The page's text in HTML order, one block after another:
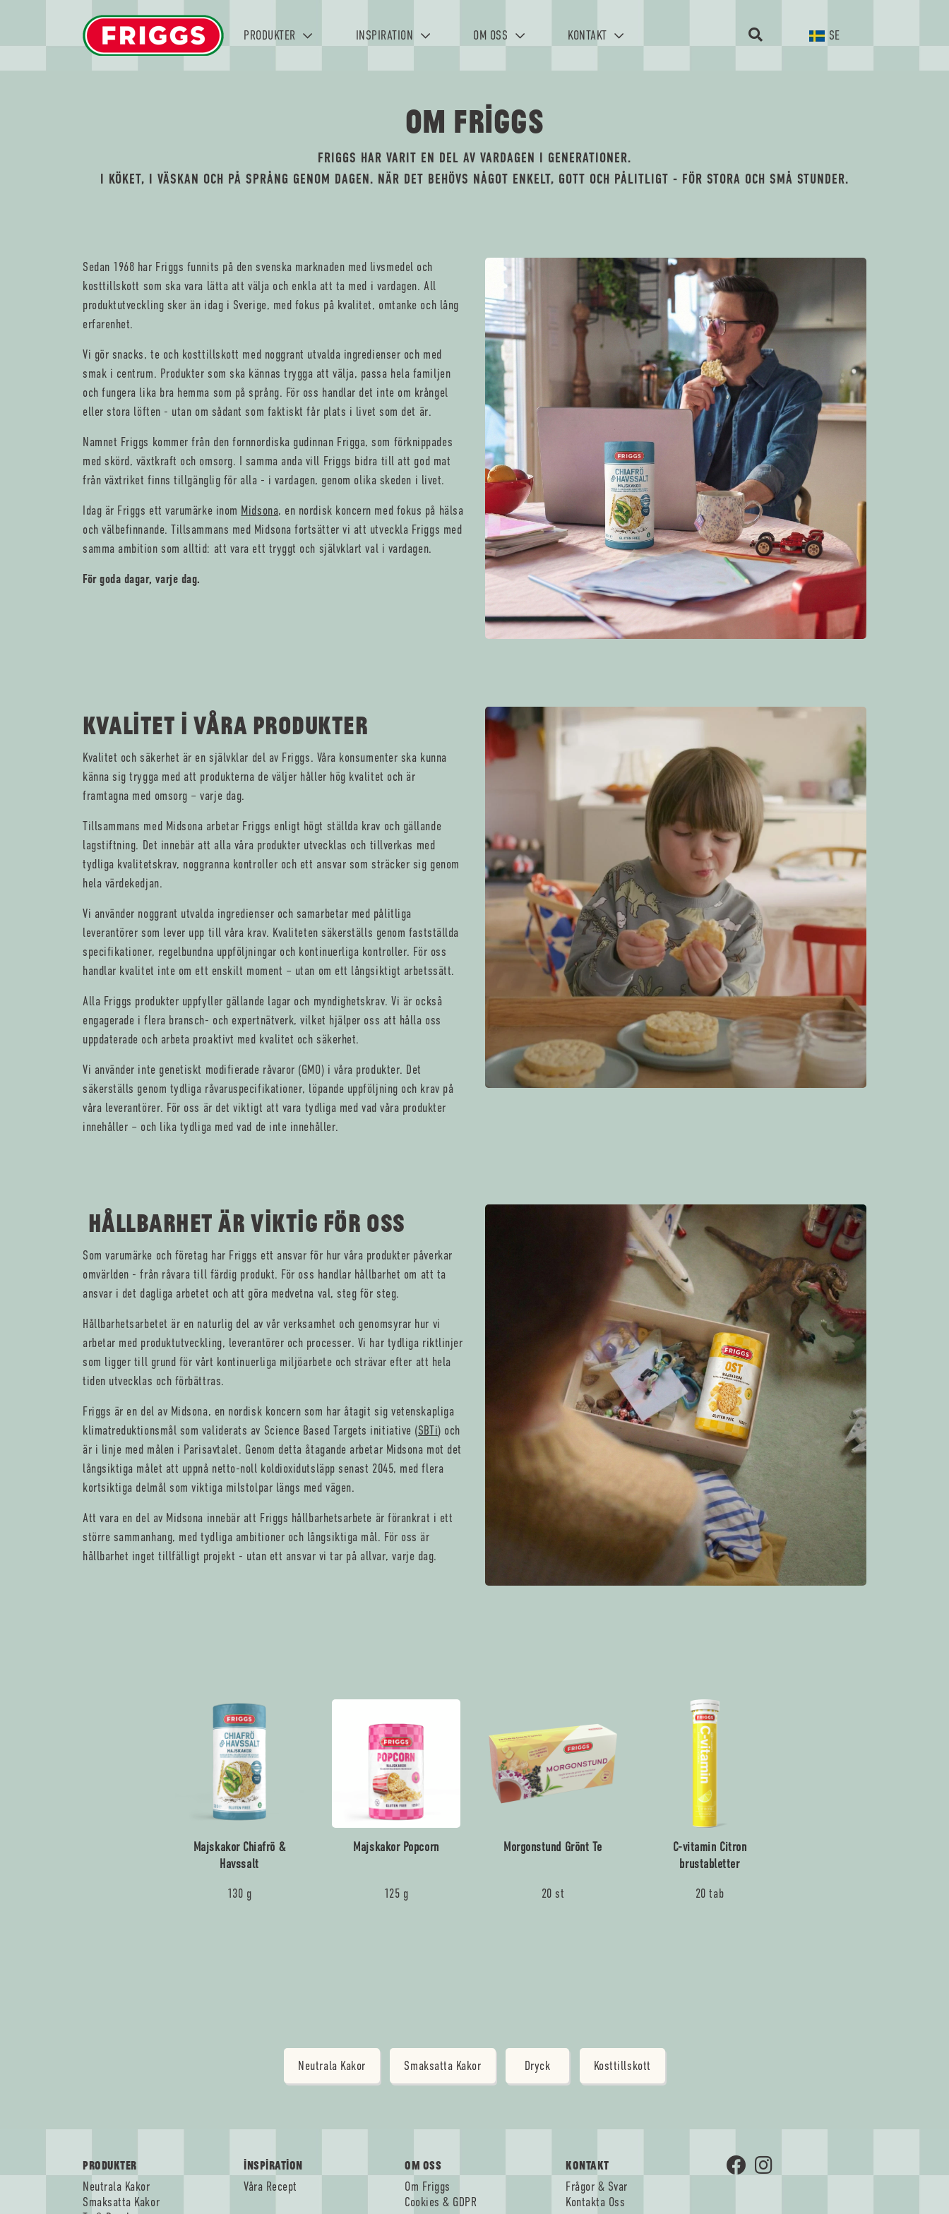
PRODUKTER INSPIRATION OM OSS KONTAKT SE
OM FRIGGS
FRIGGS HAR VARIT EN DEL AV VARDAGEN I GENERATIONER.
I KÖKET, I VÄSKAN OCH PÅ SPRÅNG GENOM DAGEN. NÄR DET BEHÖVS NÅGOT ENKELT, GOTT OCH PÅLITLIGT - FÖR STORA OCH SMÅ STUNDER.
Sedan 1968 har Friggs funnits på den svenska marknaden med livsmedel och
kosttillskott som ska vara lätta att välja och enkla att ta med i vardagen. All
produktutveckling sker än idag i Sverige, med fokus på kvalitet, omtanke och lång
erfarenhet.
Vi gör snacks, te och kosttillskott med noggrant utvalda ingredienser och med
smak i centrum. Produkter som ska kännas trygga att välja, passa hela familjen
och fungera lika bra hemma som på språng. För oss handlar det inte om krångel
eller stora löften - utan om sådant som faktiskt får plats i livet som det är.
Namnet Friggs kommer från den fornnordiska gudinnan Frigga, som förknippades
med skörd, växtkraft och omsorg. I samma anda vill Friggs bidra till att god mat
från växtriket finns tillgänglig för alla - i vardagen, genom olika skeden i livet.
Idag är Friggs ett varumärke inom Midsona, en nordisk koncern med fokus på hälsa
och välbefinnande. Tillsammans med Midsona fortsätter vi att utveckla Friggs med
samma ambition som alltid: att vara ett tryggt och självklart val i vardagen.
För goda dagar, varje dag.
KVALITET I VÅRA PRODUKTER
Kvalitet och säkerhet är en självklar del av Friggs. Våra konsumenter ska kunna
känna sig trygga med att produkterna de väljer håller hög kvalitet och är
framtagna med omsorg – varje dag.
Tillsammans med Midsona arbetar Friggs enligt högt ställda krav och gällande
lagstiftning. Det innebär att alla våra produkter utvecklas och tillverkas med
tydliga kvalitetskrav, noggranna kontroller och ett ansvar som sträcker sig genom
hela värdekedjan.
Vi använder noggrant utvalda ingredienser och samarbetar med pålitliga
leverantörer som lever upp till våra krav. Kvaliteten säkerställs genom fastställda
specifikationer, regelbundna uppföljningar och kontinuerliga kontroller. För oss
handlar kvalitet inte om ett enskilt moment – utan om ett långsiktigt arbetssätt.
Alla Friggs produkter uppfyller gällande lagar och myndighetskrav. Vi är också
engagerade i flera bransch- och expertnätverk, vilket hjälper oss att hålla oss
uppdaterade och arbeta proaktivt med kvalitet och säkerhet.
Vi använder inte genetiskt modifierade råvaror (GMO) i våra produkter. Det
säkerställs genom tydliga råvaruspecifikationer, löpande uppföljning och krav på
våra leverantörer. För oss är det viktigt att vara tydliga med vad våra produkter
innehåller – och lika tydliga med vad de inte innehåller.
HÅLLBARHET ÄR VIKTIG FÖR OSS
Som varumärke och företag har Friggs ett ansvar för hur våra produkter påverkar
omvärlden - från råvara till färdig produkt. För oss handlar hållbarhet om att ta
ansvar i det dagliga arbetet och att göra medvetna val, steg för steg.
Hållbarhetsarbetet är en naturlig del av vår verksamhet och genomsyrar hur vi
arbetar med produktutveckling, leverantörer och processer. Vi har tydliga riktlinjer
som ligger till grund för vårt kontinuerliga miljöarbete och strävar efter att hela
tiden utvecklas och förbättras.
Friggs är en del av Midsona, en nordisk koncern som har åtagit sig vetenskapliga
klimatreduktionsmål som validerats av Science Based Targets initiative (SBTi) och
är i linje med målen i Parisavtalet. Genom detta åtagande arbetar Midsona mot det
långsiktiga målet att uppnå netto-noll koldioxidutsläpp senast 2045, med flera
kortsiktiga delmål som viktiga milstolpar längs med vägen.
Att vara en del av Midsona innebär att Friggs hållbarhetsarbete är förankrat i ett
större sammanhang, med tydliga ambitioner och långsiktiga mål. För oss är
hållbarhet inget tillfälligt projekt - utan ett ansvar vi tar på allvar, varje dag.
Majskakor Chiafrö &
Havssalt
130 g
Majskakor Popcorn
125 g
Morgonstund Grönt Te
20 st
C-vitamin Citron
brustabletter
20 tab
Neutrala Kakor Smaksatta Kakor Dryck Kosttillskott
PRODUKTER
Neutrala Kakor
Smaksatta Kakor
INSPIRATION
Våra Recept
OM OSS
Om Friggs
Cookies & GDPR
KONTAKT
Frågor & Svar
Kontakta Oss